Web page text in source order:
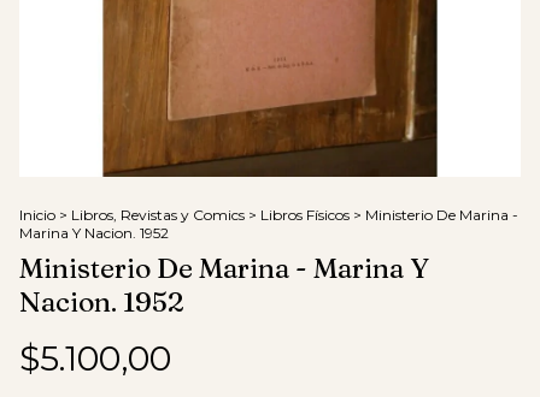
Inicio > Libros, Revistas y Comics > Libros Físicos > Ministerio De Marina -
Marina Y Nacion. 1952
Ministerio De Marina - Marina Y
Nacion. 1952
$5.100,00